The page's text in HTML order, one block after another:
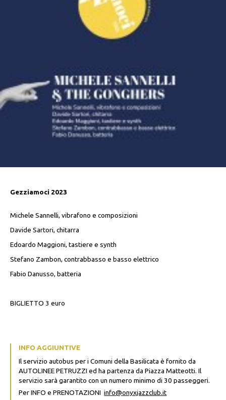
Gezziamoci 2023
Michele Sannelli, vibrafono e composizioni
Davide Sartori, chitarra
Edoardo Maggioni, tastiere e synth
Stefano Zambon, contrabbasso e basso elettrico
Fabio Danusso, batteria
BIGLIETTO 3 euro
INFO AGGIUNTIVE
Il servizio autobus per i Comuni della Basilicata è fornito da
AUTOLINEE PETRUZZI ed ha partenza da Piazza Matteotti. Il
servizio sarà garantito con un numero minimo di 30 passeggeri.
Per INFO e PRENOTAZIONIinfo@onyxjazzclub.it